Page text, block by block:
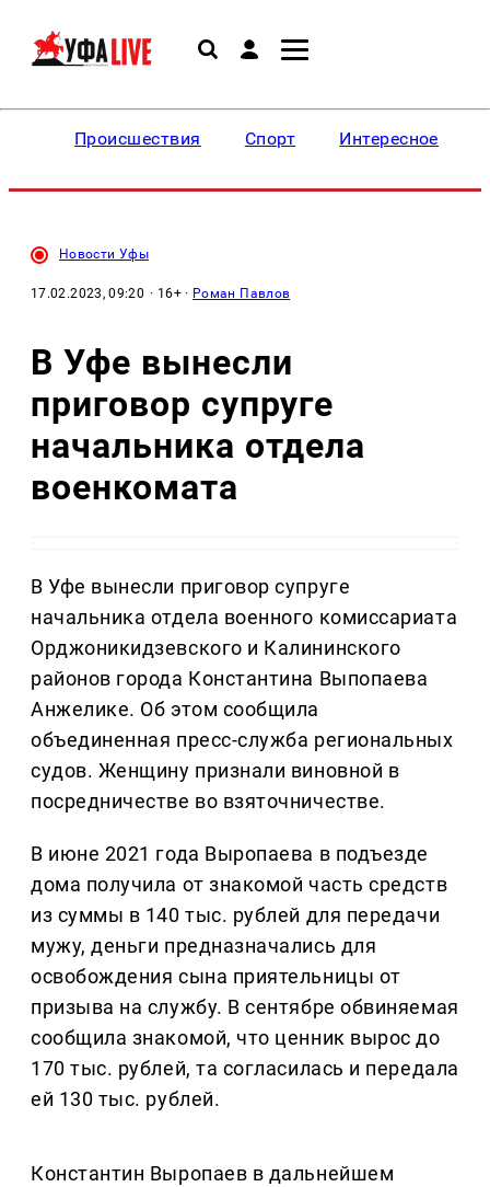
Происшествия Спорт Интересное
Новости Уфы
17.02.2023, 09:20 · 16+ · Роман Павлов
В Уфе вынесли
приговор супруге
начальника отдела
военкомата
В Уфе вынесли приговор супруге
начальника отдела военного комиссариата
Орджоникидзевского и Калининского
районов города Константина Выпопаева
Анжелике. Об этом сообщила
объединенная пресс-служба региональных
судов. Женщину признали виновной в
посредничестве во взяточничестве.
В июне 2021 года Выропаева в подъезде
дома получила от знакомой часть средств
из суммы в 140 тыс. рублей для передачи
мужу, деньги предназначались для
освобождения сына приятельницы от
призыва на службу. В сентябре обвиняемая
сообщила знакомой, что ценник вырос до
170 тыс. рублей, та согласилась и передала
ей 130 тыс. рублей.
Константин Выропаев в дальнейшем